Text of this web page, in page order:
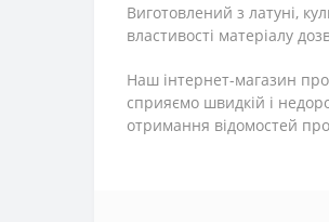
Виготовлений з латуні,
властивості матеріалу
Наш інтернет-магазин
сприяємо швидкій і
отримання відомостей